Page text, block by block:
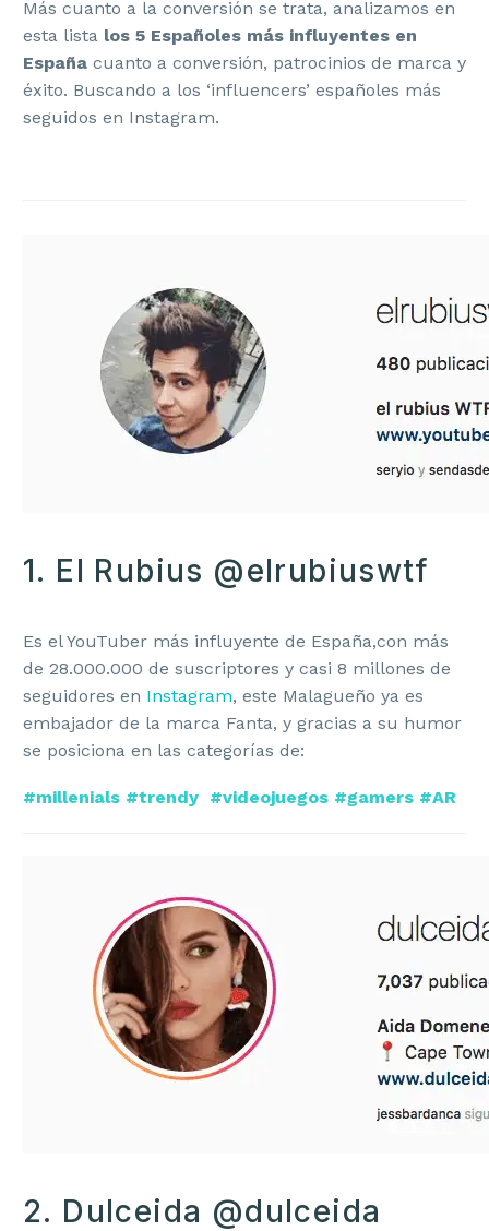
Más cuanto a la conversión se trata, analizamos en
esta lista los 5 Españoles más influyentes en
España cuanto a conversión, patrocinios de marca y
éxito. Buscando a los ‘influencers’ españoles más
seguidos en Instagram.
1. El Rubius @elrubiuswtf
Es el YouTuber más influyente de España,con más
de 28.000.000 de suscriptores y casi 8 millones de
seguidores en Instagram, este Malagueño ya es
embajador de la marca Fanta, y gracias a su humor
se posiciona en las categorías de:
#millenials #trendy #videojuegos #gamers #AR
2. Dulceida @dulceida